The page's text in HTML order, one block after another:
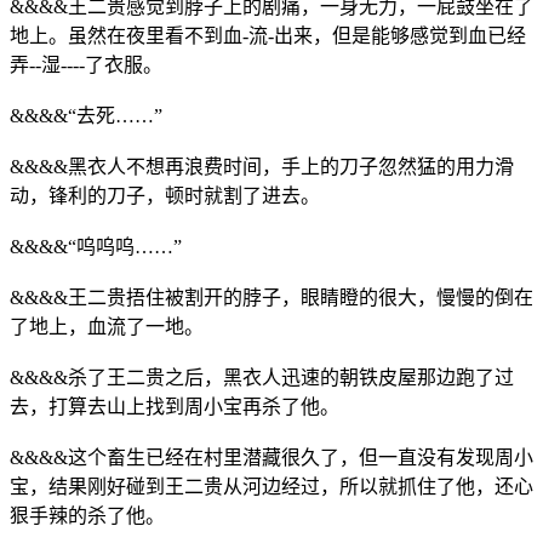
&&&&王二贵感觉到脖子上的剧痛，一身无力，一屁鼓坐在了
地上。虽然在夜里看不到血-流-出来，但是能够感觉到血已经
弄--湿----了衣服。
&&&&“去死……”
&&&&黑衣人不想再浪费时间，手上的刀子忽然猛的用力滑
动，锋利的刀子，顿时就割了进去。
&&&&“呜呜呜……”
&&&&王二贵捂住被割开的脖子，眼睛瞪的很大，慢慢的倒在
了地上，血流了一地。
&&&&杀了王二贵之后，黑衣人迅速的朝铁皮屋那边跑了过
去，打算去山上找到周小宝再杀了他。
&&&&这个畜生已经在村里潜藏很久了，但一直没有发现周小
宝，结果刚好碰到王二贵从河边经过，所以就抓住了他，还心
狠手辣的杀了他。